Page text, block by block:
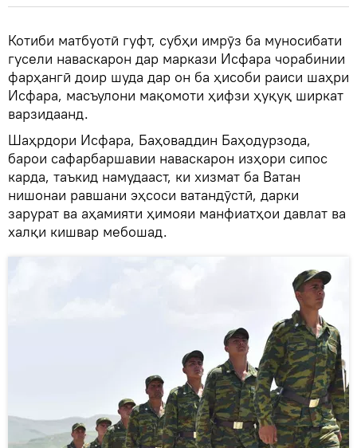
Котиби матбуотӣ гуфт, субҳи имрӯз ба муносибати
гусели наваскарон дар маркази Исфара чорабинии
фарҳангӣ доир шуда дар он ба ҳисоби раиси шаҳри
Исфара, масъулони мақомоти ҳифзи ҳуқуқ ширкат
варзидаанд.
Шаҳрдори Исфара, Баҳоваддин Баҳодурзода,
барои сафарбаршавии наваскарон изҳори сипос
карда, таъкид намудааст, ки хизмат ба Ватан
нишонаи равшани эҳсоси ватандӯстӣ, дарки
зарурат ва аҳамияти ҳимояи манфиатҳои давлат ва
халқи кишвар мебошад.